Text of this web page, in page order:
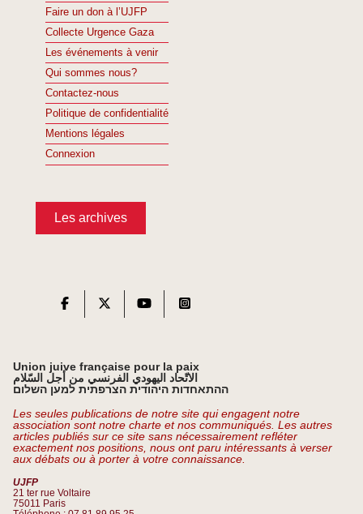
Faire un don à l’UJFP
Collecte Urgence Gaza
Les événements à venir
Qui sommes nous?
Contactez-nous
Politique de confidentialité
Mentions légales
Connexion
Les archives
Union juive française pour la paix
الاتّحاد اليهودي الفرنسي من أجل السّلام
ההתאחדות היהודית הצרפתית למען השלום
Les seules publications de notre site qui engagent notre
association sont notre charte et nos communiqués. Les autres
articles publiés sur ce site sans nécessairement refléter
exactement nos positions, nous ont paru intéressants à verser
aux débats ou à porter à votre connaissance.
UJFP
21 ter rue Voltaire
75011 Paris